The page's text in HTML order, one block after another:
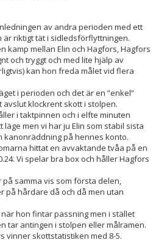
av andra perioden med ett
är riktigt tät i sidledsförflyttningen.
kamp mellan Elin och Hagfors, Hagfors
och tryggt och med lite hjälp av
kan hon freda målet vid flera
i perioden och det är en ”enkel”
klockrent skott i stolpen.
i taktpinnen och i elfte minuten
men vi har ju Elin som stabil sista
kanonräddning på hennes konto.
hittat en avvaktande tvåa på en
Vi spelar bra box och håller Hagfors
samma vis som första delen,
på hårdare då och då men utan
hon fintar passning men i stället
tar antingen i stolpen eller målramen.
vinner skottstatistiken med 8-5.